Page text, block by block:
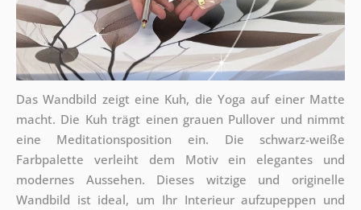
Das Wandbild zeigt eine Kuh, die Yoga auf einer Matte
macht. Die Kuh trägt einen grauen Pullover und nimmt
eine Meditationsposition ein. Die schwarz-weiße
Farbpalette verleiht dem Motiv ein elegantes und
modernes Aussehen. Dieses witzige und originelle
Wandbild ist ideal, um Ihr Interieur aufzupeppen und